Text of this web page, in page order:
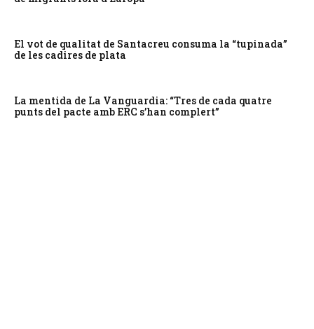
El vot de qualitat de Santacreu consuma la “tupinada”
de les cadires de plata
La mentida de La Vanguardia: “Tres de cada quatre
punts del pacte amb ERC s’han complert”